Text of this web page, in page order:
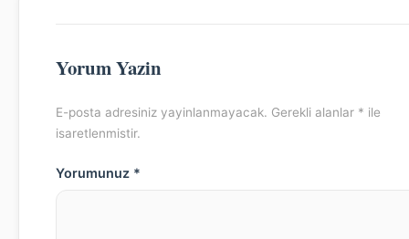
Yorum Yazin
E-posta adresiniz yayinlanmayacak. Gerekli alanlar * ile
isaretlenmistir.
Yorumunuz *